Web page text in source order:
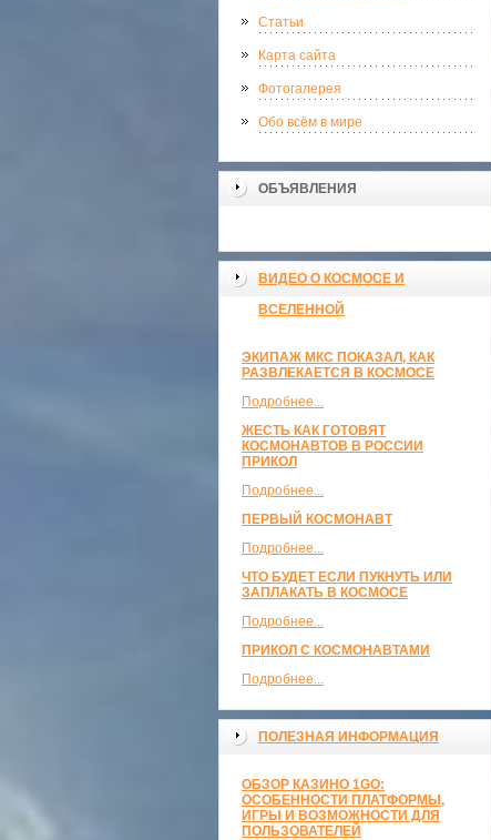
Статьи
Карта сайта
Фотогалерея
Обо всём в мире
ОБЪЯВЛЕНИЯ
ВИДЕО О КОСМОСЕ И
ВСЕЛЕННОЙ
ЭКИПАЖ МКС ПОКАЗАЛ, КАК
РАЗВЛЕКАЕТСЯ В КОСМОСЕ
Подробнее...
ЖЕСТЬ КАК ГОТОВЯТ
КОСМОНАВТОВ В РОССИИ
ПРИКОЛ
Подробнее...
ПЕРВЫЙ КОСМОНАВТ
Подробнее...
ЧТО БУДЕТ ЕСЛИ ПУКНУТЬ ИЛИ
ЗАПЛАКАТЬ В КОСМОСЕ
Подробнее...
ПРИКОЛ С КОСМОНАВТАМИ
Подробнее...
ПОЛЕЗНАЯ ИНФОРМАЦИЯ
ОБЗОР КАЗИНО 1GO:
ОСОБЕННОСТИ ПЛАТФОРМЫ,
ИГРЫ И ВОЗМОЖНОСТИ ДЛЯ
ПОЛЬЗОВАТЕЛЕЙ